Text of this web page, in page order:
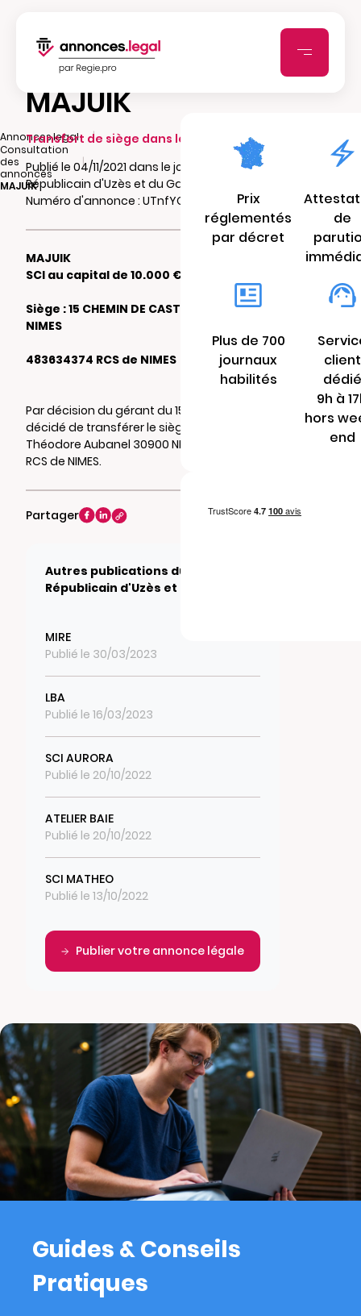
Annonces.legal
|
Consultation
des
annonces
|
MAJUIK
MAJUIK
Transfert de siège dans le même ressort
Publié le 04/11/2021 dans le journal Le
Républicain d'Uzès et du Gard
Numéro d'annonce : UTnfYOeSyZY2w
MAJUIK
SCI au capital de 10.000 €
Siège : 15 CHEMIN DE CASTANET 30900
NIMES
483634374 RCS de NIMES
Par décision du gérant du 15/10/2021, il a été
décidé de transférer le siège social au 2 rue
Théodore Aubanel 30900 NIMES. Mention au
RCS de NIMES.
Partager
Autres publications du journal Le
Républicain d'Uzès et du Gard
MIRE
Publié le 30/03/2023
LBA
Publié le 16/03/2023
SCI AURORA
Publié le 20/10/2022
ATELIER BAIE
Publié le 20/10/2022
SCI MATHEO
Publié le 13/10/2022
Publier votre annonce légale
Prix
réglementés
par décret
de
Plus de 700
journaux
habilités
client
dédié
9h à
hors
end
Guides & Conseils
Pratiques